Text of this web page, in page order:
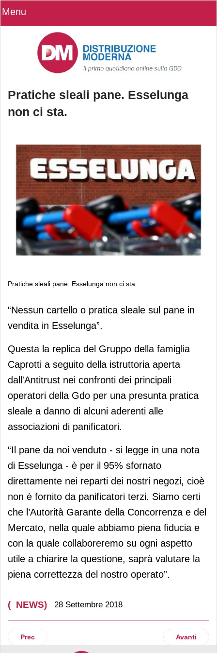
Menu
Pratiche sleali pane. Esselunga
non ci sta.
Pratiche sleali pane. Esselunga non ci sta.
Pratiche sleali pane. Esselunga non ci
sta.
“Nessun cartello o pratica sleale sul pane in
vendita in Esselunga”.
Questa la replica del Gruppo della famiglia
Caprotti a seguito della istruttoria aperta
dall'Antitrust nei confronti dei principali
operatori della Gdo per una presunta pratica
sleale a danno di alcuni aderenti alle
associazioni di panificatori.
“Il pane da noi venduto - si legge in una nota
di Esselunga - è per il 95% sfornato
direttamente nei reparti dei nostri negozi, cioè
non è fornito da panificatori terzi. Siamo certi
che l’Autorità Garante della Concorrenza e del
Mercato, nella quale abbiamo piena fiducia e
con la quale collaboreremo su ogni aspetto
utile a chiarire la questione, saprà valutare la
piena correttezza del nostro operato”.
(_NEWS) 28 Settembre 2018
Articolo precedente: Sangemini è l'acqua ufficiale dell'Inter
Prec Articolo
Avanti